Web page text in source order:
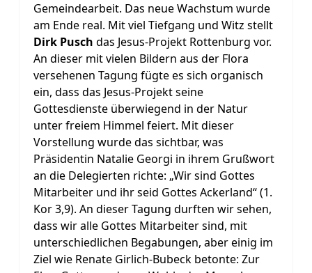
Gemeindearbeit. Das neue Wachstum wurde
am Ende real. Mit viel Tiefgang und Witz stellt
Dirk Pusch das Jesus-Projekt Rottenburg vor.
An dieser mit vielen Bildern aus der Flora
versehenen Tagung fügte es sich organisch
ein, dass das Jesus-Projekt seine
Gottesdienste überwiegend in der Natur
unter freiem Himmel feiert. Mit dieser
Vorstellung wurde das sichtbar, was
Präsidentin Natalie Georgi in ihrem Grußwort
an die Delegierten richte: „Wir sind Gottes
Mitarbeiter und ihr seid Gottes Ackerland“ (1.
Kor 3,9). An dieser Tagung durften wir sehen,
dass wir alle Gottes Mitarbeiter sind, mit
unterschiedlichen Begabungen, aber einig im
Ziel wie Renate Girlich-Bubeck betonte: Zur